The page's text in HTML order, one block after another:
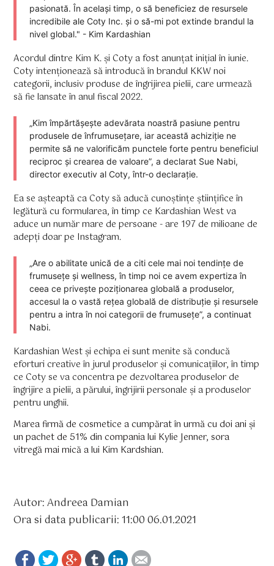
pasionată. În același timp, o să beneficiez de resursele
incredibile ale Coty Inc. și o să-mi pot extinde brandul la
nivel global." - Kim Kardashian
Acordul dintre Kim K. și Coty a fost anunțat inițial în iunie.
Coty intenționează să introducă în brandul KKW noi
categorii, inclusiv produse de îngrijirea pielii, care urmează
să fie lansate în anul fiscal 2022.
„Kim împărtășește adevărata noastră pasiune pentru
produsele de înfrumusețare, iar această achiziție ne
permite să ne valorificăm punctele forte pentru beneficiul
reciproc și crearea de valoare”, a declarat Sue Nabi,
director executiv al Coty, într-o declarație.
Ea se așteaptă ca Coty să aducă cunoștințe științifice în
legătură cu formularea, în timp ce Kardashian West va
aduce un număr mare de persoane - are 197 de milioane de
adepți doar pe Instagram.
„Are o abilitate unică de a citi cele mai noi tendințe de
frumusețe și wellness, în timp noi ce avem expertiza în
ceea ce privește poziționarea globală a produselor,
accesul la o vastă rețea globală de distribuție și resursele
pentru a intra în noi categorii de frumusețe”, a continuat
Nabi.
Kardashian West și echipa ei sunt menite să conducă
eforturi creative în jurul produselor și comunicațiilor, în timp
ce Coty se va concentra pe dezvoltarea produselor de
îngrijire a pielii, a părului, îngrijirii personale și a produselor
pentru unghii.
Marea firmă de cosmetice a cumpărat în urmă cu doi ani și
un pachet de 51% din compania lui Kylie Jenner, sora
vitregă mai mică a lui Kim Kardshian.
Autor: Andreea Damian
Ora si data publicarii: 11:00 06.01.2021